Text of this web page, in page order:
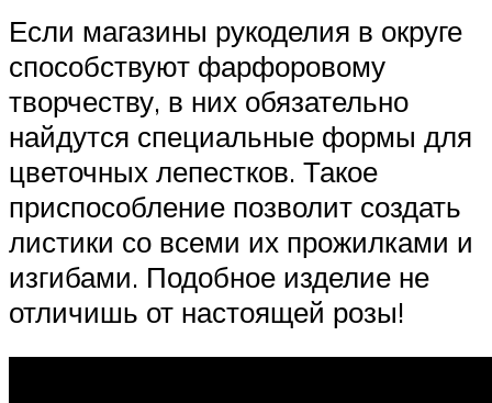
Если магазины рукоделия в округе
способствуют фарфоровому
творчеству, в них обязательно
найдутся специальные формы для
цветочных лепестков. Такое
приспособление позволит создать
листики со всеми их прожилками и
изгибами. Подобное изделие не
отличишь от настоящей розы!